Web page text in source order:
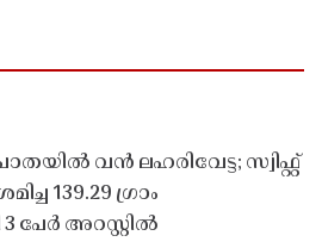
വൻ ലഹരിവേട്ട; സ്വിഫ്റ്റ്
139.29 ഗ്രാം
അറസ്റ്റിൽ